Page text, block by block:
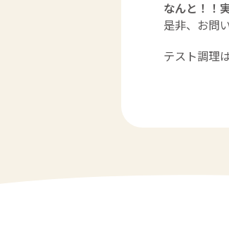
なんと！！
是非、お問
テスト調理